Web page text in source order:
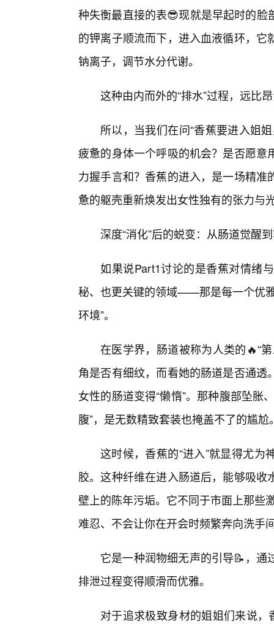
种失衡最直接的表😎现就是早起时的
的钾离子顺流而下，进入血液循环，
钠离子，调节水分代谢。
这种由内而外的“排水”过程，远比
所以，当我们在问“香蕉要进入姐
疲惫的身体一个呼吸的机会？是否愿
力握手言和？香蕉的进入，是一场精
惫的躯壳重新焕发出女性独有的张力与
深度“消化”后的蜕变：从肠道觉醒
如果说Part1讨论的是香蕉对情绪
秘、也更关键的领域——那是每一个优
环境”。
在医学界，肠道被称为人类的🔥“
角是否有细纹，而看她的肠道是否通
女性的肠道变得“懒惰”。那种腹部坠胀
腹”，是无数精致套装也掩盖不了的尴尬
这时候，香蕉的“进入”就显得尤
胶。这种纤维在进入肠道后，能够吸
壁上的陈年污垢。它不同于市面上那些
难忍、不会让你在开会时频繁奔向洗手
它是一种润物细无声的引导📝，
排泄过程变得顺滑而优雅。
对于追求极致身材的姐姐们来说，